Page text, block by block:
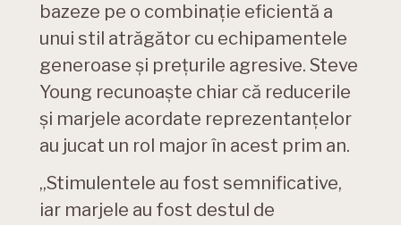
bazeze pe o combinație eficientă a
unui stil atrăgător cu echipamentele
generoase și prețurile agresive. Steve
Young recunoaște chiar că reducerile
și marjele acordate reprezentanțelor
au jucat un rol major în acest prim an.
„Stimulentele au fost semnificative,
iar marjele au fost destul de